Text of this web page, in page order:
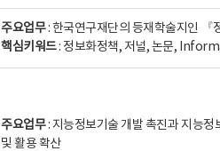
주요업무: 한국연구재단의 등재학술지인 『
핵심키워드: 정보화정책, 저널, 논문,
주요업무: 지능정보기술 개발 촉진과 지능정
및 활용 확산